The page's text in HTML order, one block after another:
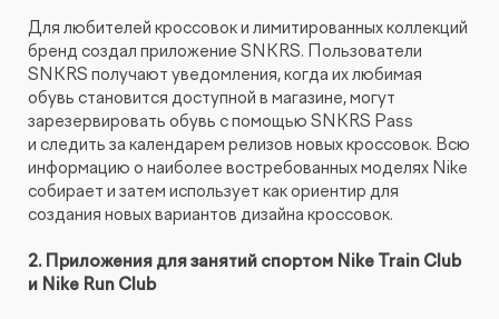
Для любителей кроссовок и лимитированных коллекций
бренд создал приложение SNKRS. Пользователи
SNKRS получают уведомления, когда их любимая
обувь становится доступной в магазине, могут
зарезервировать обувь с помощью SNKRS Pass
и следить за календарем релизов новых кроссовок. Всю
информацию о наиболее востребованных моделях Nike
собирает и затем использует как ориентир для
создания новых вариантов дизайна кроссовок.
2. Приложения для занятий спортом Nike Train Club
и Nike Run Club